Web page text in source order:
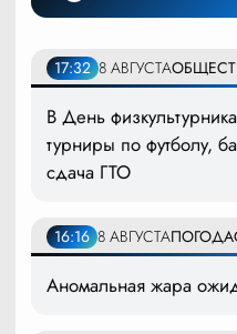
17:32 8 АВГУСТА
В День
турниры по футболу,
сдача ГТО
16:16 8 АВГУСТАПОГОДА
Аномальная жара